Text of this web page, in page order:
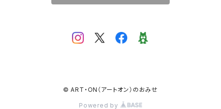
© ART・ON（アートオン）のおみせ
Powered by